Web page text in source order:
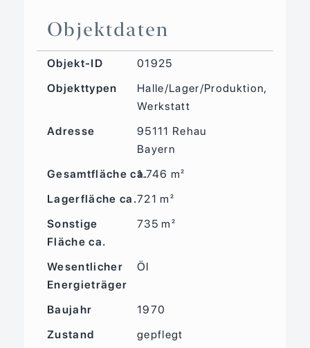
Objektdaten
Objekt-ID
01925
Objekttypen
Halle/Lager/Produktion,
Werkstatt
Adresse
95111 Rehau
Bayern
Gesamtfläche ca.1.746 m²
Lagerfläche ca.721 m²
Sonstige
Fläche ca.
735 m²
Wesentlicher
Energieträger
Öl
Baujahr
1970
Zustand
gepflegt